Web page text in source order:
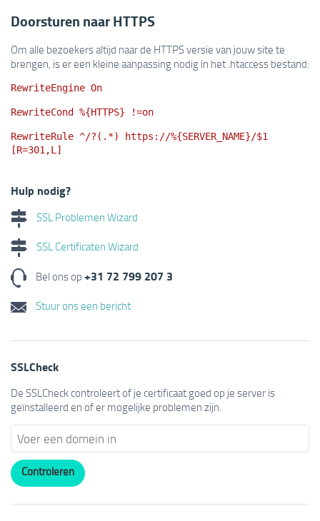
Doorsturen naar HTTPS
Om alle bezoekers altijd naar de HTTPS versie van jouw site te
brengen, is er een kleine aanpassing nodig in het .htaccess bestand:
RewriteEngine On
RewriteCond %{HTTPS} !=on
RewriteRule ^/?(.*) https://%{SERVER_NAME}/$1
[R=301,L]
Hulp nodig?
SSL Problemen Wizard
SSL Certificaten Wizard
Bel ons op +31 72 799 207 3
Stuur ons een bericht
SSLCheck
De SSLCheck controleert of je certificaat goed op je server is
geïnstalleerd en of er mogelijke problemen zijn.